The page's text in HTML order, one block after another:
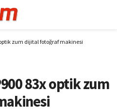
optik zum dijital fotoğraf makinesi
83x optik zum